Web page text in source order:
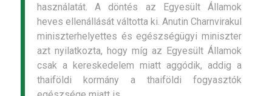
használatát. A döntés az Egyesült Államok
heves ellenállását váltotta ki. Anutin Charnvirakul
miniszterhelyettes és egészségügyi miniszter
azt nyilatkozta, hogy míg az Egyesült Államok
csak a kereskedelem miatt aggódik, addig a
thaiföldi kormány a thaiföldi fogyasztók